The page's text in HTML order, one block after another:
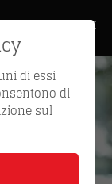
di essi
di
sul